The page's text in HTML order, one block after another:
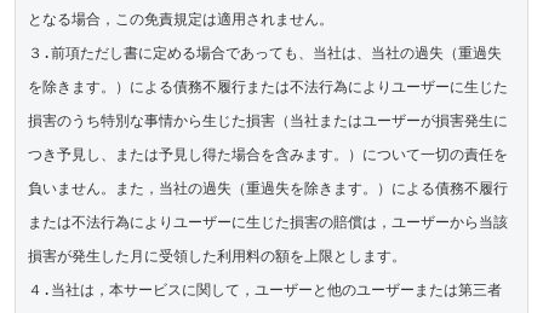
となる場合，この免責規定は適用されません。
３.前項ただし書に定める場合であっても、当社は、当社の過失（重過失
を除きます。）による債務不履行または不法行為によりユーザーに生じた
損害のうち特別な事情から生じた損害（当社またはユーザーが損害発生に
つき予見し、または予見し得た場合を含みます。）について一切の責任を
負いません。また，当社の過失（重過失を除きます。）による債務不履行
または不法行為によりユーザーに生じた損害の賠償は，ユーザーから当該
損害が発生した月に受領した利用料の額を上限とします。
４.当社は，本サービスに関して，ユーザーと他のユーザーまたは第三者